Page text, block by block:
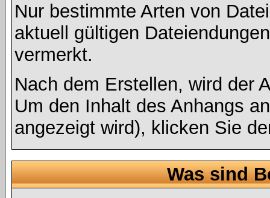
Nur bestimmte Arten von
aktuell gültigen
vermerkt.
Nach dem Erstellen, wird der
Um den Inhalt des Anhangs
angezeigt wird), klicken Sie
Was sind